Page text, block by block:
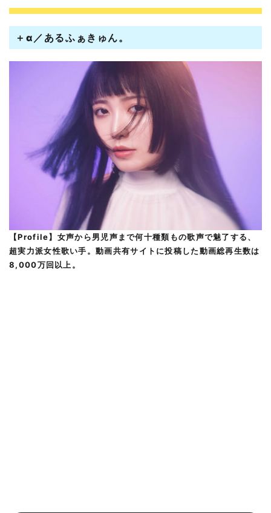
＋α／あるふぁきゅん。
【Profile】女声から男児声まで何十種類もの歌声で魅了する、
超実力派女性歌い手。動画共有サイトに投稿した動画総再生数は
8,000万回以上。